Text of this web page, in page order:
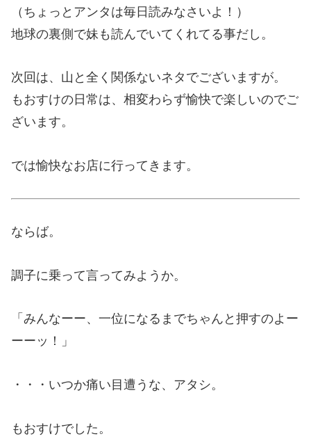
（ちょっとアンタは毎日読みなさいよ！）
地球の裏側で妹も読んでいてくれてる事だし。
次回は、山と全く関係ないネタでございますが。
もおすけの日常は、相変わらず愉快で楽しいのでご
ざいます。
では愉快なお店に行ってきます。
ならば。
調子に乗って言ってみようか。
「みんなーー、一位になるまでちゃんと押すのよー
ーーッ！」
・・・いつか痛い目遭うな、アタシ。
もおすけでした。